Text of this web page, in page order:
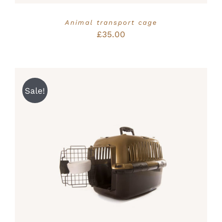
Animal transport cage
£35.00
Sale!
Bewertet
5.00
IN DEN WARENKORB
/